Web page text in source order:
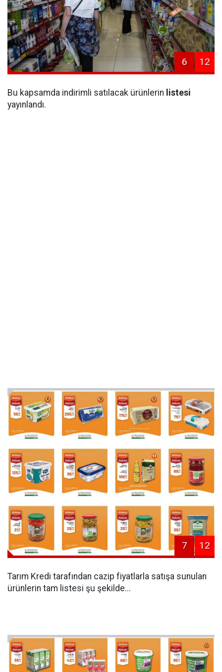
6 12
Bu kapsamda indirimli satılacak ürünlerin listesi
yayınlandı.
7 12
Tarım Kredi tarafından cazip fiyatlarla satışa sunulan
ürünlerin tam listesi şu şekilde...